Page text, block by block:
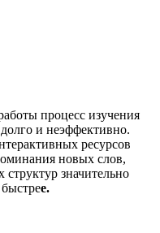
процесс изучения
и неэффективно.
ресурсов
новых слов,
структур значительно
е.